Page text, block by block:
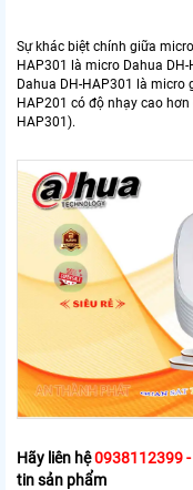
Sự khác biệt chính giữa
HAP301 là micro Dahua
Dahua DH-HAP301 là micro
HAP201 có độ nhạy cao
HAP301).
Hãy liên hệ0938112399
tin sản phẩm